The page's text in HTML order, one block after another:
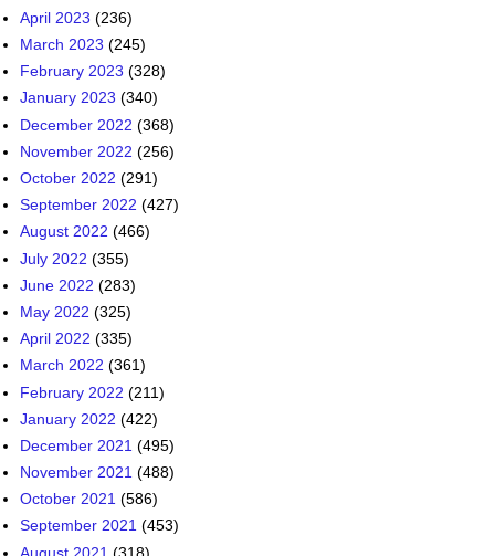
April 2023 (236)
March 2023 (245)
February 2023 (328)
January 2023 (340)
December 2022 (368)
November 2022 (256)
October 2022 (291)
September 2022 (427)
August 2022 (466)
July 2022 (355)
June 2022 (283)
May 2022 (325)
April 2022 (335)
March 2022 (361)
February 2022 (211)
January 2022 (422)
December 2021 (495)
November 2021 (488)
October 2021 (586)
September 2021 (453)
August 2021 (318)